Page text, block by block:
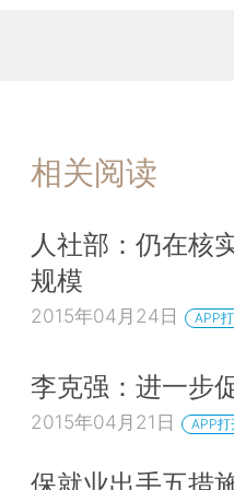
相关阅读
人社部：仍在核
规模
2015年04月24日 APP
李克强：进一步
2015年04月21日 APP打